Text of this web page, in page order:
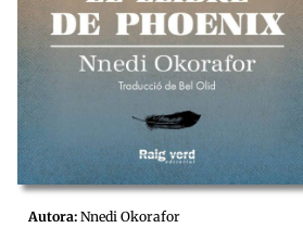
Autora: Nnedi Okorafor